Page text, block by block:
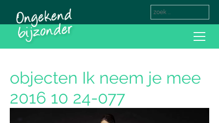
objecten Ik neem je mee
2016 10 24-077